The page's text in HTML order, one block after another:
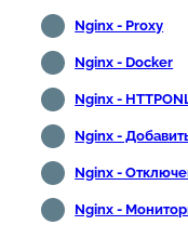
Nginx - Proxy
Nginx - Docker
Nginx -
Nginx -
Nginx -
Nginx -